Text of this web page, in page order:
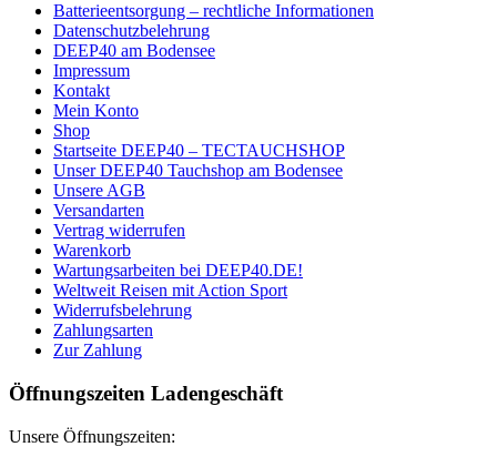
Batterieentsorgung – rechtliche Informationen
Datenschutzbelehrung
DEEP40 am Bodensee
Impressum
Kontakt
Mein Konto
Shop
Startseite DEEP40 – TECTAUCHSHOP
Unser DEEP40 Tauchshop am Bodensee
Unsere AGB
Versandarten
Vertrag widerrufen
Warenkorb
Wartungsarbeiten bei DEEP40.DE!
Weltweit Reisen mit Action Sport
Widerrufsbelehrung
Zahlungsarten
Zur Zahlung
Öffnungszeiten Ladengeschäft
Unsere Öffnungszeiten: